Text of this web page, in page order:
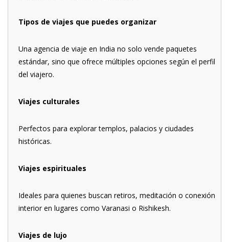
Tipos de viajes que puedes organizar
Una agencia de viaje en India no solo vende paquetes
estándar, sino que ofrece múltiples opciones según el perfil
del viajero.
Viajes culturales
Perfectos para explorar templos, palacios y ciudades
históricas.
Viajes espirituales
Ideales para quienes buscan retiros, meditación o conexión
interior en lugares como Varanasi o Rishikesh.
Viajes de lujo